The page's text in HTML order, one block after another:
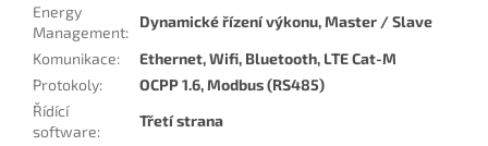
Energy
Management:
Dynamické řízení výkonu, Master / Slave
Komunikace:
Ethernet, Wifi, Bluetooth, LTE Cat-M
Protokoly:
OCPP 1.6, Modbus (RS485)
Řídící
software:
Třetí strana